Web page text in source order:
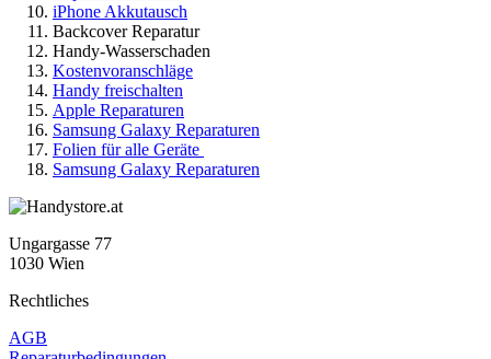
iPhone Akkutausch
Backcover Reparatur
Handy-Wasserschaden
Kostenvoranschläge
Handy freischalten
Apple Reparaturen
Samsung Galaxy Reparaturen
Folien für alle Geräte
Samsung Galaxy Reparaturen
Ungargasse 77
1030 Wien
Rechtliches
AGB